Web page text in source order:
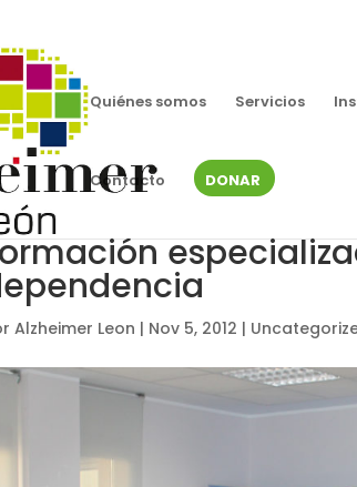
Quiénes somos Servicios
Contacto DONAR
Alzheimer Leon | Nov 5, 2012 |